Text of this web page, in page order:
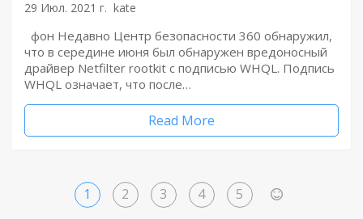
29 Июл. 2021 г. kate
фон Недавно Центр безопасности 360 обнаружил,
что в середине июня был обнаружен вредоносный
драйвер Netfilter rootkit с подписью WHQL. Подпись
WHQL означает, что после…
Read More
1 2 3 4 5